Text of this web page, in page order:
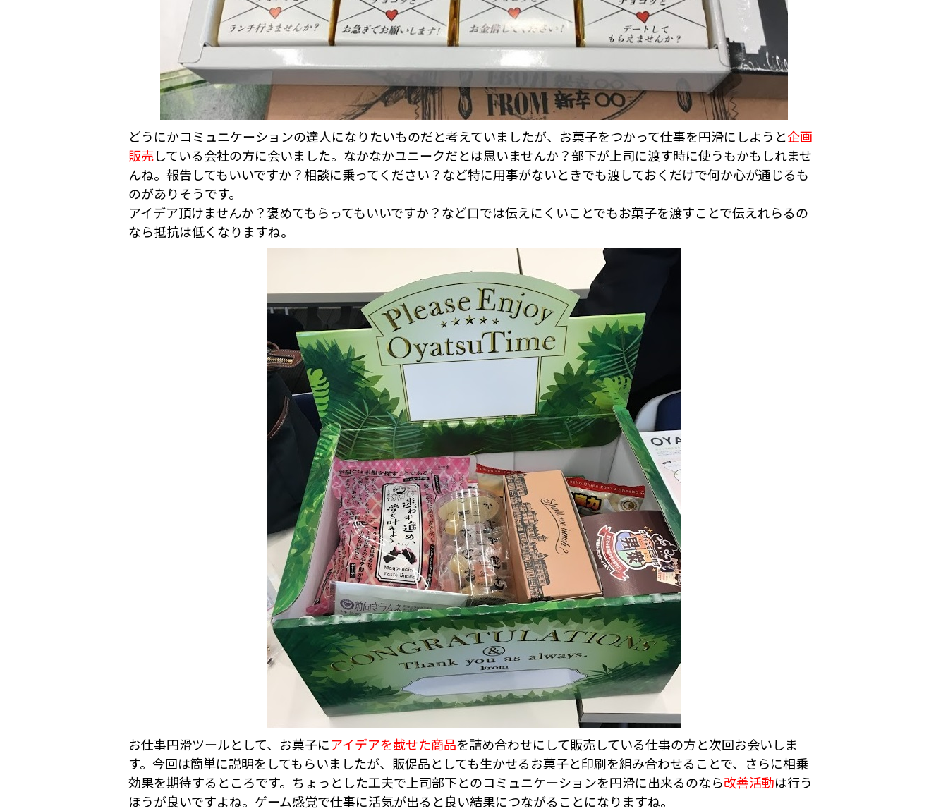
どうにかコミュニケーションの達人になりたいものだと考えていましたが、お菓子をつかって仕事を円滑にしようと企画
販売している会社の方に会いました。なかなかユニークだとは思いませんか？部下が上司に渡す時に使うもかもしれませ
んね。報告してもいいですか？相談に乗ってください？など特に用事がないときでも渡しておくだけで何か心が通じるも
のがありそうです。
アイデア頂けませんか？褒めてもらってもいいですか？など口では伝えにくいことでもお菓子を渡すことで伝えれらるの
なら抵抗は低くなりますね。
お仕事円滑ツールとして、お菓子にアイデアを載せた商品を詰め合わせにして販売している仕事の方と次回お会いしま
す。今回は簡単に説明をしてもらいましたが、販促品としても生かせるお菓子と印刷を組み合わせることで、さらに相乗
効果を期待するところです。ちょっとした工夫で上司部下とのコミュニケーションを円滑に出来るのなら改善活動は行う
ほうが良いですよね。ゲーム感覚で仕事に活気が出ると良い結果につながることになりますね。